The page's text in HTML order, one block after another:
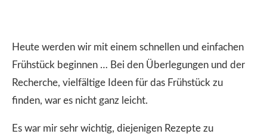
Heute werden wir mit einem schnellen und einfachen
Frühstück beginnen … Bei den Überlegungen und der
Recherche, vielfältige Ideen für das Frühstück zu
finden, war es nicht ganz leicht.
Es war mir sehr wichtig, diejenigen Rezepte zu